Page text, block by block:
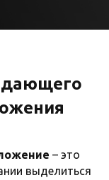
– это
выделиться